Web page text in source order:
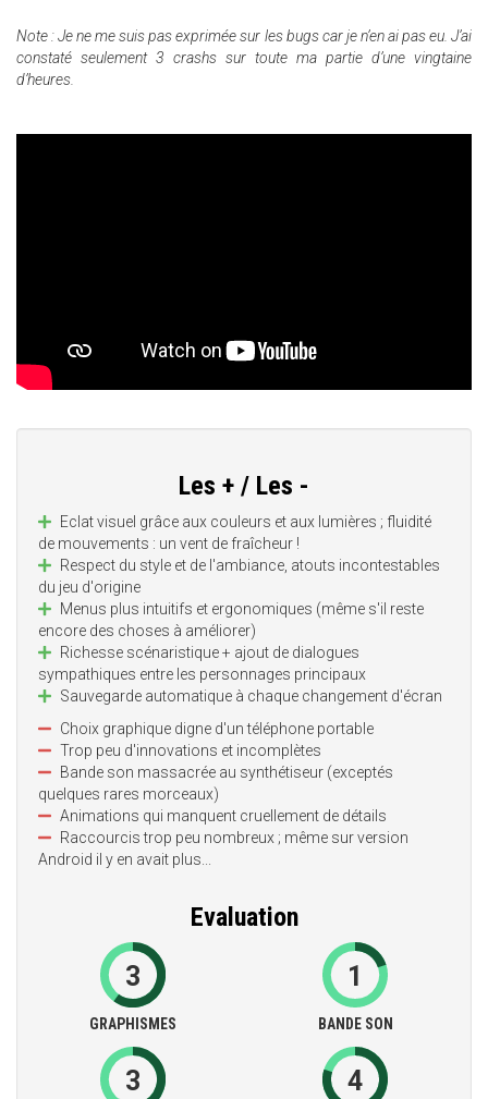
Note : Je ne me suis pas exprimée sur les bugs car je n’en ai pas eu. J’ai
constaté seulement 3 crashs sur toute ma partie d’une vingtaine
d’heures.
Les + / Les -
Eclat visuel grâce aux couleurs et aux lumières ; fluidité
de mouvements : un vent de fraîcheur !
Respect du style et de l'ambiance, atouts incontestables
du jeu d'origine
Menus plus intuitifs et ergonomiques (même s'il reste
encore des choses à améliorer)
Richesse scénaristique + ajout de dialogues
sympathiques entre les personnages principaux
Sauvegarde automatique à chaque changement d'écran
Choix graphique digne d'un téléphone portable
Trop peu d'innovations et incomplètes
Bande son massacrée au synthétiseur (exceptés
quelques rares morceaux)
Animations qui manquent cruellement de détails
Raccourcis trop peu nombreux ; même sur version
Android il y en avait plus...
Evaluation
3
GRAPHISMES
1
BANDE SON
3 4